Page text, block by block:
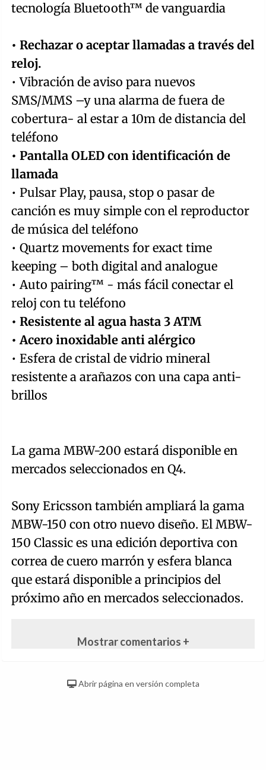
tecnología Bluetooth™ de vanguardia
• Rechazar o aceptar llamadas a través del
reloj.
• Vibración de aviso para nuevos
SMS/MMS –y una alarma de fuera de
cobertura- al estar a 10m de distancia del
teléfono
• Pantalla OLED con identificación de
llamada
• Pulsar Play, pausa, stop o pasar de
canción es muy simple con el reproductor
de música del teléfono
• Quartz movements for exact time
keeping – both digital and analogue
• Auto pairing™ - más fácil conectar el
reloj con tu teléfono
• Resistente al agua hasta 3 ATM
• Acero inoxidable anti alérgico
• Esfera de cristal de vidrio mineral
resistente a arañazos con una capa anti-
brillos
La gama MBW-200 estará disponible en
mercados seleccionados en Q4.
Sony Ericsson también ampliará la gama
MBW-150 con otro nuevo diseño. El MBW-
150 Classic es una edición deportiva con
correa de cuero marrón y esfera blanca
que estará disponible a principios del
próximo año en mercados seleccionados.
Mostrar comentarios +
Abrir página en versión completa